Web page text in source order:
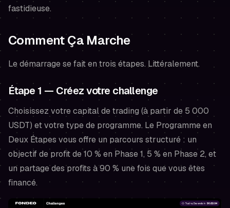
fastidieuse.
Comment Ça Marche
Le démarrage se fait en trois étapes. Littéralement.
Étape 1 — Créez votre challenge
Choisissez votre capital de trading (à partir de 5 000
USDT) et votre type de programme. Le Programme en
Deux Étapes vous offre un parcours structuré : un
objectif de profit de 10 % en Phase 1, 5 % en Phase 2, et
un partage des profits à 90 % une fois que vous êtes
financé.